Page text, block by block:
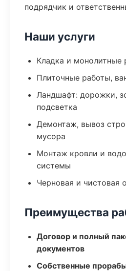
подрядчик и
Наши услуги
Кладка и монолитные
Плиточные работы,
Ландшафт: дорожки,
подсветка
Демонтаж, вывоз
мусора
Монтаж кровли и
системы
Черновая и чистовая
Преимущества
Договор и полный
документов
Собственные